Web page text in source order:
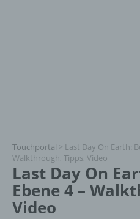
Touchportal > Last Day On Earth:
Walkthrough, Tipps, Video
Last Day On
Ebene 4 –
Video